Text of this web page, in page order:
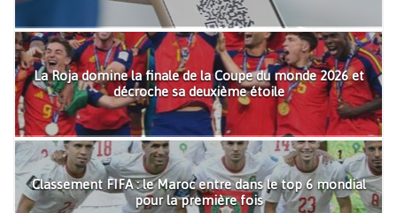
La Roja domine la finale de la Coupe du monde 2026 et
décroche sa deuxième étoile
Classement FIFA : le Maroc entre dans le top 6 mondial
pour la première fois